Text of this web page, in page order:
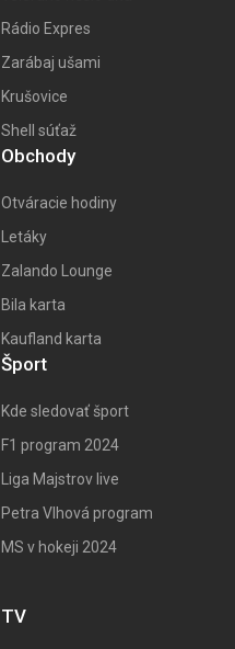
Rádio Expres
Zarábaj ušami
Krušovice
Shell súťaž
Obchody
Otváracie hodiny
Letáky
Zalando Lounge
Bila karta
Kaufland karta
Šport
Kde sledovať šport
F1 program 2024
Liga Majstrov live
Petra Vlhová program
MS v hokeji 2024
TV